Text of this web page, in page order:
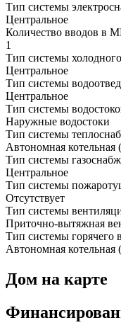
Тип системы
Центральное
Количество вводов в
1
Тип системы
Центральное
Тип системы
Центральное
Тип системы
Наружные водостоки
Тип системы
Автономная
Тип системы
Центральное
Тип системы
Отсутствует
Тип системы
Приточно-вытяжная
Тип системы горячего
Автономная
Дом на карте